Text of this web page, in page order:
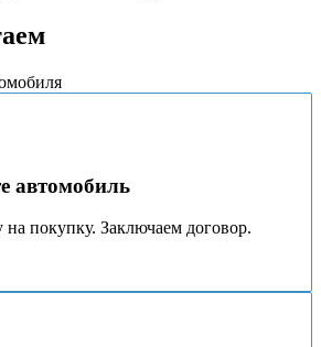
автомобиль
покупку. Заключаем договор.